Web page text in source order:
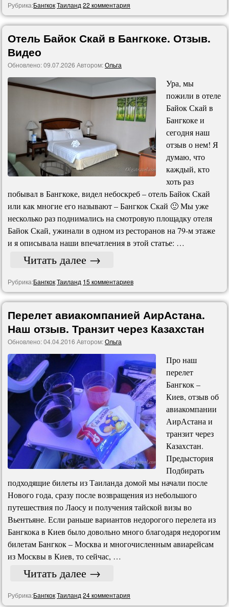
Рубрика:БангкокТаиланд 22 комментария
Отель Байок Скай в Бангкоке. Отзыв.
Видео
Обновлено:09.07.2026 Автором:Ольга
Ура, мы
пожили в отеле
Байок Скай в
Бангкоке и
сегодня наш
отзыв о нем! Я
думаю, что
каждый, кто
хоть раз
побывал в Бангкоке, видел небоскреб – отель Байок Скай
или как многие его называют – Бангкок Скай 🙂 Мы уже
несколько раз поднимались на смотровую площадку отеля
Байок Скай, ужинали в одном из ресторанов на 79-м этаже
и я описывала наши впечатления в этой статье: …
Читать далее →
Рубрика:БангкокТаиланд 15 комментариев
Перелет авиакомпанией АирАстана.
Наш отзыв. Транзит через Казахстан
Обновлено:04.04.2016 Автором:Ольга
Про наш
перелет
Бангкок –
Киев, отзыв об
авиакомпании
АирАстана и
транзит через
Казахстан.
Предыстория
Подбирать
подходящие билеты из Таиланда домой мы начали после
Нового года, сразу после возвращения из небольшого
путешествия по Лаосу и получения тайской визы во
Вьентьяне. Если раньше вариантов недорогого перелета из
Бангкока в Киев было довольно много благодаря недорогим
билетам Бангкок – Москва и многочисленным авиарейсам
из Москвы в Киев, то сейчас, …
Читать далее →
Рубрика:БангкокТаиланд 24 комментария